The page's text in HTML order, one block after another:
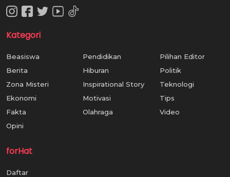
Kategori
Beasiswa
Berita
Zona Misteri
Ekonomi
Fakta
Opini
Pendidikan
Hiburan
Inspirational Story
Motivasi
Olahraga
Pilihan Editor
Politik
Teknologi
Tips
Video
forHat
Daftar